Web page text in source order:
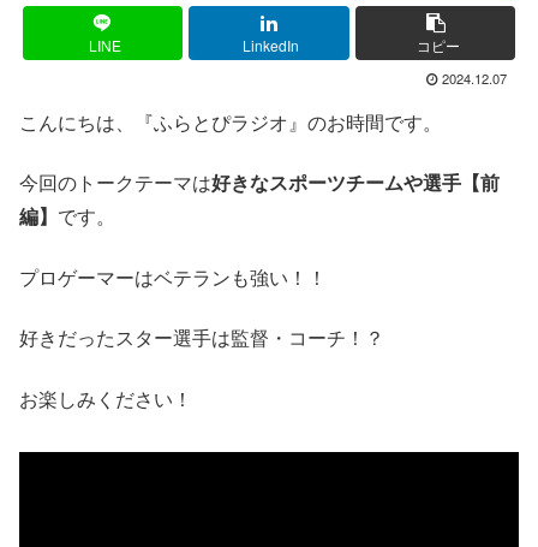
LINE LinkedIn コピー
2024.12.07
こんにちは、『ふらとぴラジオ』のお時間です。
今回のトークテーマは好きなスポーツチームや選手【前
編】 です。
プロゲーマーはベテランも強い！！
好きだったスター選手は監督・コーチ！？
お楽しみください！